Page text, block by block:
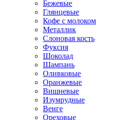
Бежевые
Глянцевые
Кофе с молоком
Металлик
Слоновая кость
Фуксия
Шоколад
Шампань
Оливковые
Оранжевые
Вишневые
Изумрудные
Венге
Ореховые